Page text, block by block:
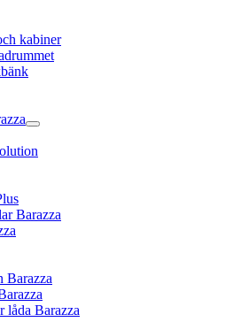
kabiner
Barazza
Barazza
låda Barazza